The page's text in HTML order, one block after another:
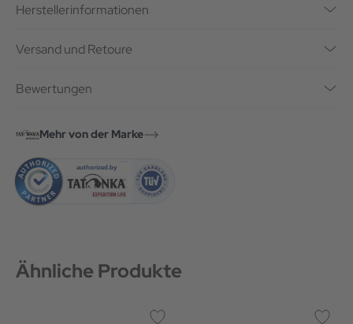
Herstellerinformationen
Versand und Retoure
Bewertungen
Mehr von der Marke
Ähnliche Produkte